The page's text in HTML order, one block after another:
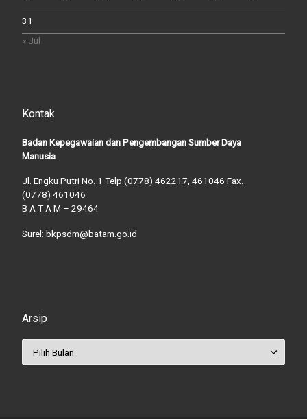
31
« Jul
Kontak
Badan Kepegawaian dan Pengembangan Sumber Daya
Manusia
Jl. Engku Putri No. 1 Telp.(0778) 462217, 461046 Fax.
(0778) 461046
B A T A M – 29464
Surel: bkpsdm@batam.go.id
Arsip